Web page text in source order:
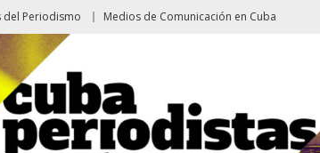
del Periodismo Medios de Comunicación en Cuba